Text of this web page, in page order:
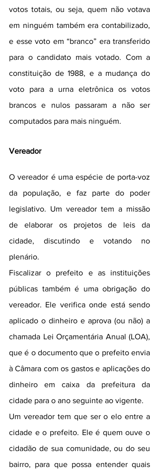
votos totais, ou seja, quem não votava
em ninguém também era contabilizado,
e esse voto em “branco” era transferido
para o candidato mais votado. Com a
constituição de 1988, e a mudança do
voto para a urna eletrônica os votos
brancos e nulos passaram a não ser
computados para mais ninguém.
Vereador
O vereador é uma espécie de porta-voz
da população, e faz parte do poder
legislativo. Um vereador tem a missão
de elaborar os projetos de leis da
cidade, discutindo e votando no
plenário.
Fiscalizar o prefeito e as instituições
públicas também é uma obrigação do
vereador. Ele verifica onde está sendo
aplicado o dinheiro e aprova (ou não) a
chamada Lei Orçamentária Anual (LOA),
que é o documento que o prefeito envia
à Câmara com os gastos e aplicações do
dinheiro em caixa da prefeitura da
cidade para o ano seguinte ao vigente.
Um vereador tem que ser o elo entre a
cidade e o prefeito. Ele é quem ouve o
cidadão de sua comunidade, ou do seu
bairro, para que possa entender quais